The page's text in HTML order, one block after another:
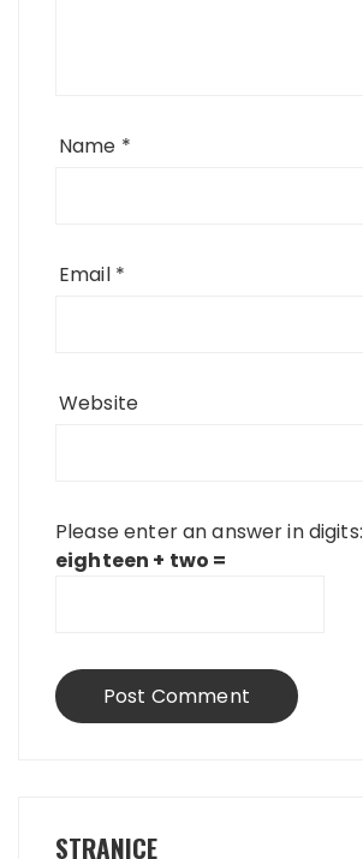
Name *
Email *
Website
Please enter an answer in digits:
eighteen + two =
STRANICE